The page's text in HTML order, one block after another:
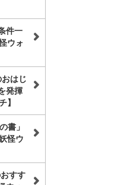
件一
ウォ
はじ
発揮
】
書」
怪ウ
すす